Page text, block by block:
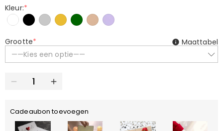
Kleur:*
Grootte*
——Kies een optie——
Maattabel
Cadeaubon toevoegen